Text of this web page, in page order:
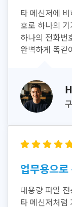
타 메신저에
호로 하나의
하나의 전화번
완벽하게 똑같
업무용으로
대용량 파일
타 메신저처럼